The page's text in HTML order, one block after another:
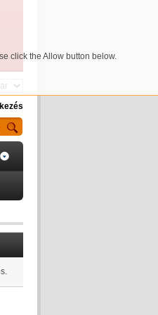
click the Allow button below.